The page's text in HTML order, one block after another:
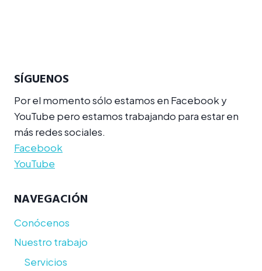
SÍGUENOS
Por el momento sólo estamos en Facebook y
YouTube pero estamos trabajando para estar en
más redes sociales.
Facebook
YouTube
NAVEGACIÓN
Conócenos
Nuestro trabajo
Servicios